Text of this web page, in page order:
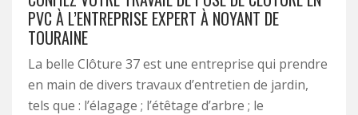
PVC À L’ENTREPRISE EXPERT À NOYANT DE
TOURAINE
La belle Clôture 37 est une entreprise qui prendre
en main de divers travaux d’entretien de jardin,
tels que : l’élagage ; l’étêtage d’arbre ; le